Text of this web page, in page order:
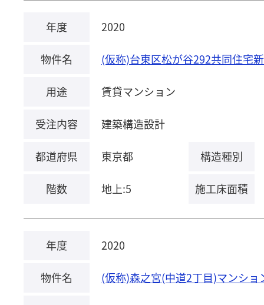
年度 2020
物件名 (仮称)台東区松が谷292共同住宅
用途 賃貸マンション
受注内容 建築構造設計
都道府県 東京都 構造種別
階数 地上:5 施工床面積
年度 2020
物件名 (仮称)森之宮(中道2丁目)マンシ